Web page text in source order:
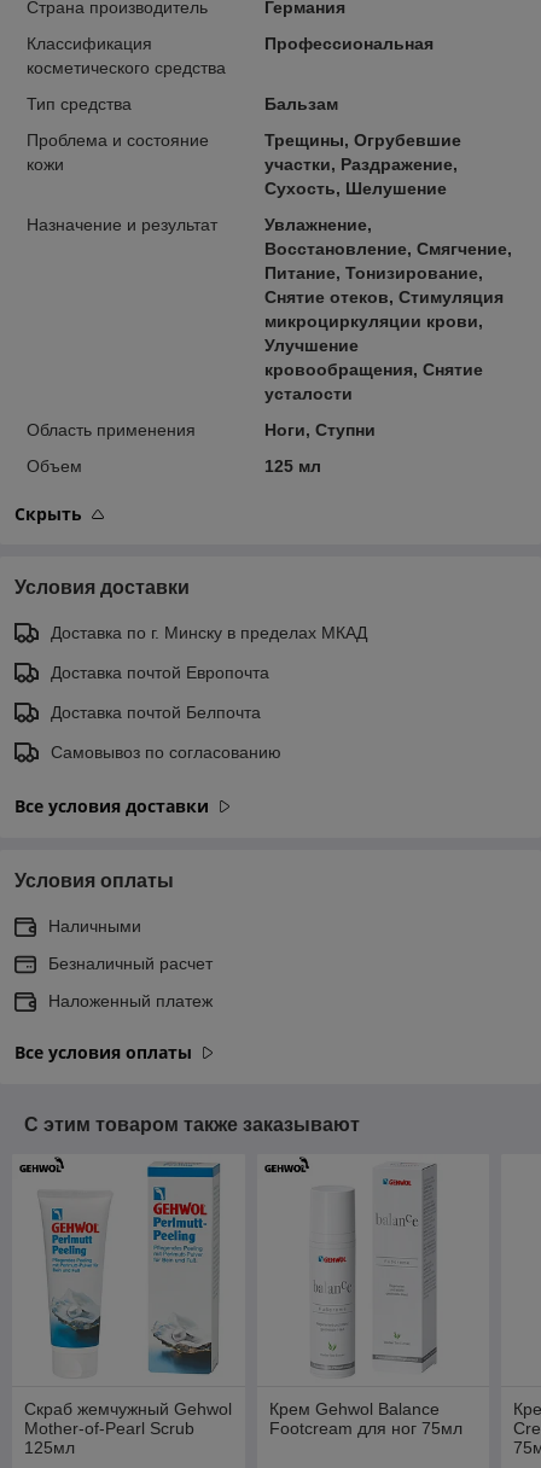
Страна производитель
Германия
Классификация
косметического средства
Профессиональная
Тип средства
Бальзам
Проблема и состояние
кожи
Трещины, Огрубевшие
участки, Раздражение,
Сухость, Шелушение
Назначение и результат
Увлажнение,
Восстановление, Смягчение,
Питание, Тонизирование,
Снятие отеков, Стимуляция
микроциркуляции крови,
Улучшение
кровообращения, Снятие
усталости
Область применения
Ноги, Ступни
Объем
125 мл
Скрыть
Условия доставки
Доставка по г. Минску в пределах МКАД
Доставка почтой Европочта
Доставка почтой Белпочта
Самовывоз по согласованию
Все условия доставки
Условия оплаты
Наличными
Безналичный расчет
Наложенный платеж
Все условия оплаты
С этим товаром также заказывают
Скраб жемчужный Gehwol
Mother-of-Pearl Scrub
125мл
Крем Gehwol Balance
Footcream для ног 75мл